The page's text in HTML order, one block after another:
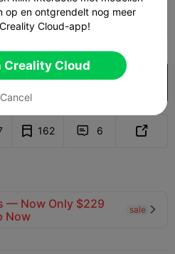
12h 47m  1 plates  469.65g
in Creality Cloud
162  6 
— Now Only $229
Now
sale 
op en ontgrendelt nog meer
Cloud-app!
Creality Cloud
Cancel